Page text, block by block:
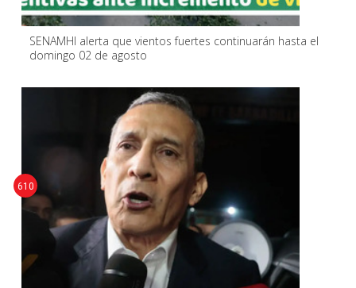
SENAMHI alerta que vientos fuertes continuarán hasta el
domingo 02 de agosto
610